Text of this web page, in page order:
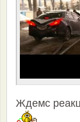
Ждемс